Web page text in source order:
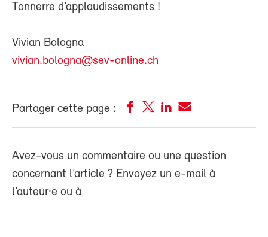
Tonnerre d’applaudissements !
Vivian Bologna
vivian.bologna@sev-online.ch
Partager cette page :
Avez-vous un commentaire ou une question
concernant l’article ? Envoyez un e-mail à
l’auteur·e ou à